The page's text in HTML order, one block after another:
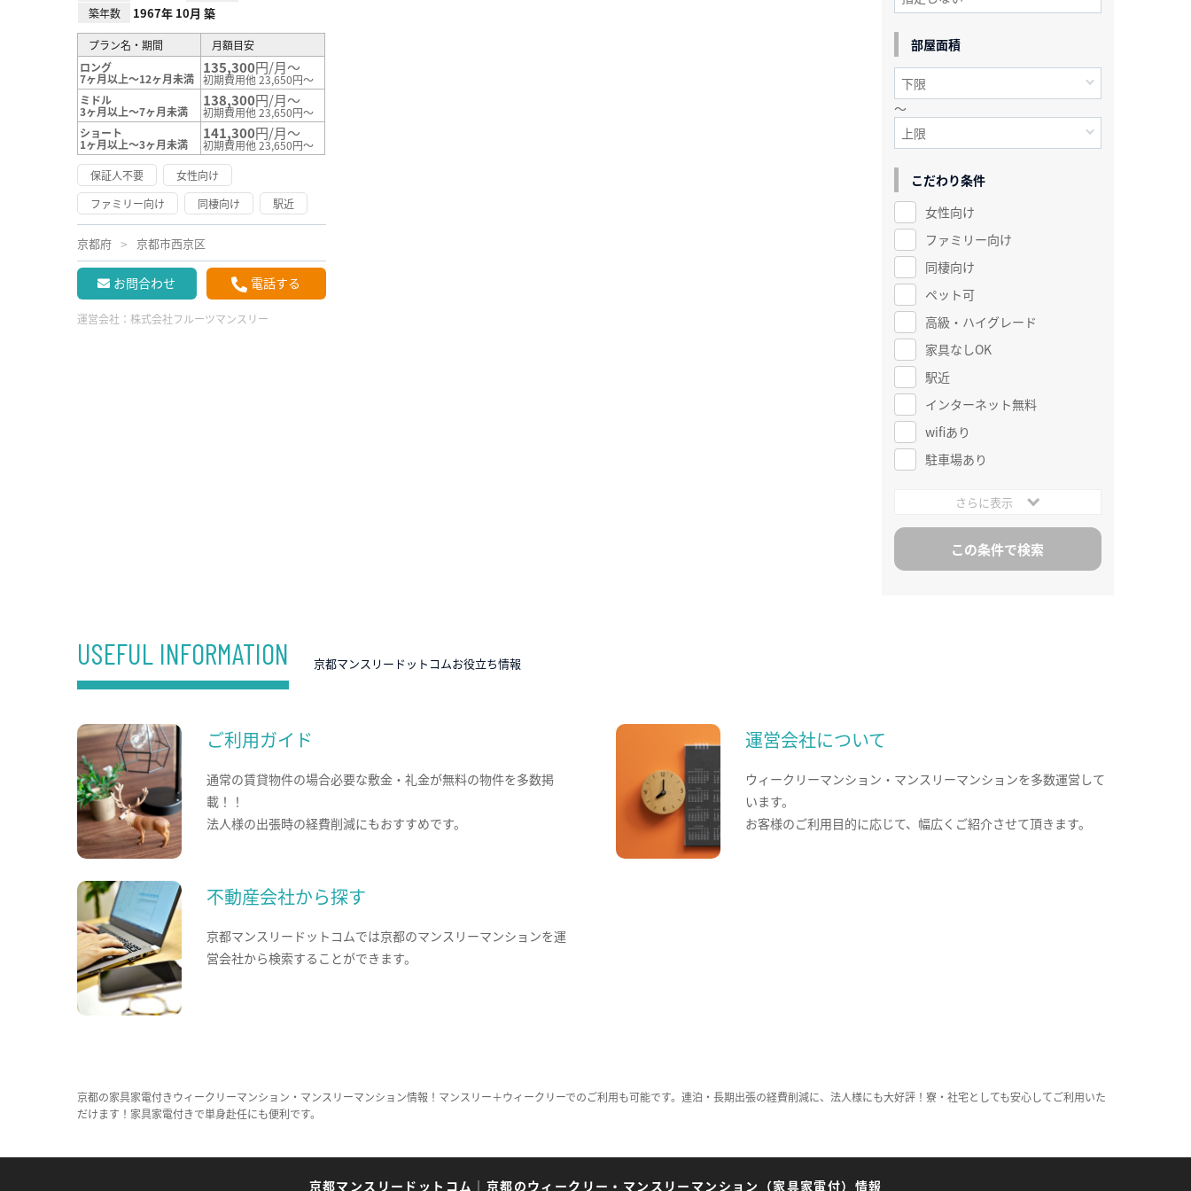
築年数 1967年 10月 築
プラン名・期間
月額目安
ロング
7ヶ月以上～12ヶ月未満
135,300円/月～
初期費用他 23,650円～
ミドル
3ヶ月以上～7ヶ月未満
138,300円/月～
初期費用他 23,650円～
ショート
1ヶ月以上～3ヶ月未満
141,300円/月～
初期費用他 23,650円～
保証人不要
女性向け
ファミリー向け
同棲向け 駅近
京都府 京都市西京区
お問合わせ 電話する
運営会社： 株式会社フルーツマンスリー
部屋面積
～
こだわり条件
女性向け
ファミリー向け
同棲向け
ペット可
高級・ハイグレード
家具なしOK
駅近
インターネット無料
wifiあり
駐車場あり
さらに表示
USEFUL INFORMATION 京都マンスリードットコムお役立ち情報
ご利用ガイド
通常の賃貸物件の場合必要な敷金・礼金が無料の物件を多数掲
載！！
法人様の出張時の経費削減にもおすすめです。
運営会社について
ウィークリーマンション・マンスリーマンションを多数運営して
います。
お客様のご利用目的に応じて、幅広くご紹介させて頂きます。
不動産会社から探す
京都マンスリードットコムでは京都のマンスリーマンションを運
営会社から検索することができます。
京都の家具家電付きウィークリーマンション・マンスリーマンション情報！マンスリー＋ウィークリーでのご利用も可能です。連泊・長期出張の経費削減に、法人様にも大好評！寮・社宅としても安心してご利用いた
だけます！家具家電付きで単身赴任にも便利です。
京都マンスリードットコム ｜ 京都のウィークリー・マンスリーマンション（家具家電付）情報